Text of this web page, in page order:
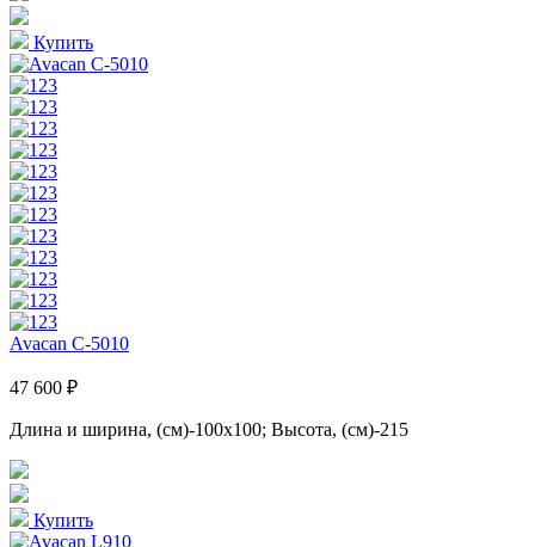
Купить
Avacan C-5010
47 600 ₽
Длина и ширина, (см)-100x100; Высота, (см)-215
Купить